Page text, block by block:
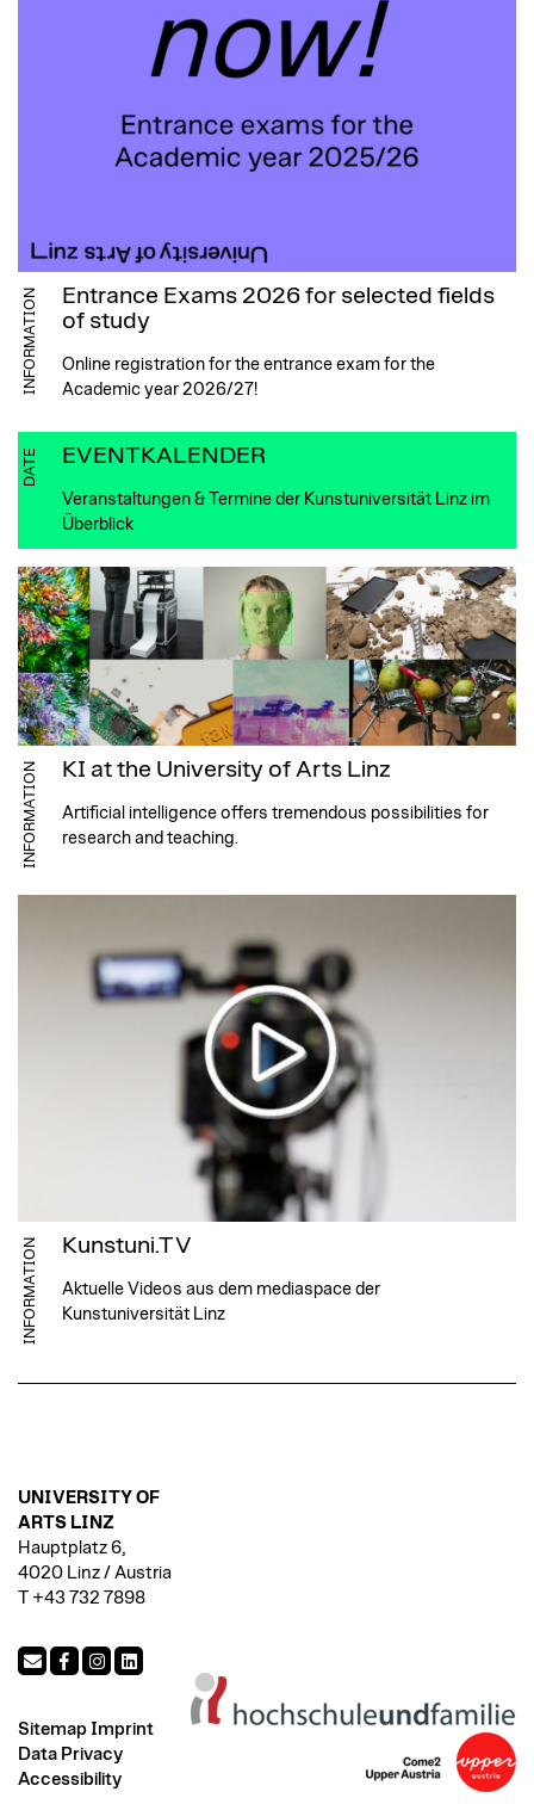
INFORMATION
Entrance Exams 2026 for selected fields
of study
Online registration for the entrance exam for the
Academic year 2026/27!
DATE EVENTKALENDER
Veranstaltungen & Termine der Kunstuniversität Linz im
Überblick
INFORMATION KI at the University of Arts Linz
Artificial intelligence offers tremendous possibilities for
research and teaching.
INFORMATION Kunstuni.TV
Aktuelle Videos aus dem mediaspace der
Kunstuniversität Linz
UNIVERSITY OF
ARTS LINZ
Hauptplatz 6,
4020 Linz / Austria
T +43 732 7898
Sitemap Imprint
Data Privacy
Accessibility